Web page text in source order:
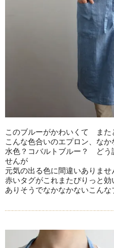
このブルーがかわいくて また
こんな色合いのエプロン、なか
水色？コバルトブルー？ どう
せんが
元気の出る色に間違いありませ
赤いタグがこれまたぴりっと効
ありそうでなかなかないこんな